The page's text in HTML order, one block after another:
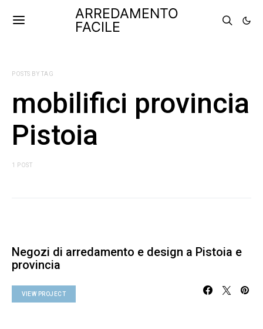
ARREDAMENTO
FACILE
POSTS BY TAG
mobilifici provincia
Pistoia
1 POST
Negozi di arredamento e design a Pistoia e
provincia
VIEW PROJECT